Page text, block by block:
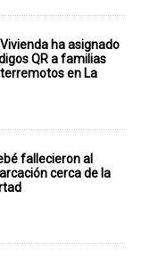
ha asignado
QR a familias
en La
fallecieron al
cerca de la